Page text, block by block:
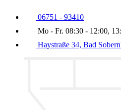
06751 - 93410
Mo - Fr. 08:30 - 12:00,
Haystraße 34, Bad